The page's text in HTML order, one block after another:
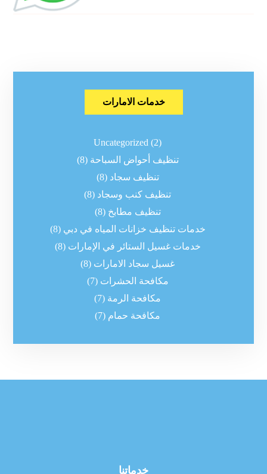
خدمات الامارات
Uncategorized (2)
تنظيف أحواض السباحة (8)
تنظيف سجاد (8)
تنظيف كنب وسجاد (8)
تنظيف مطابخ (8)
خدمات تنظيف خزانات المياه في دبي (8)
خدمات غسيل الستائر في الإمارات (8)
غسيل سجاد الامارات (8)
مكافحة الحشرات (7)
مكافحة الرمة (7)
مكافحة حمام (7)
خدماتنا